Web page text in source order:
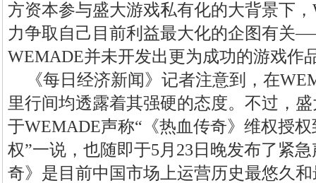
方资本参与盛大游戏私有化的大背景下
力争取自己目前利益最大化的企图有关
WEMADE并未开发出更为成功的游戏作
《每日经济新闻》记者注意到，在
里行间均透露着其强硬的态度。不过，
于WEMADE声称“《热血传奇》维权授
权”一说，也随即于5月23日晚发布了紧
奇》是目前中国市场上运营历史最悠久